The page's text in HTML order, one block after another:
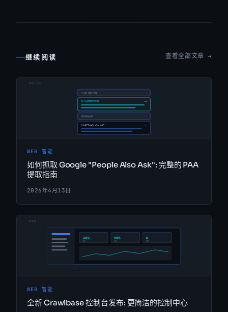
继续阅读 查看全部文章 →
WEB 智能
如何抓取 Google "People Also Ask": 完整的 PAA
提取指南
2026年4月13日
WEB 智能
全新 Crawlbase 控制台发布: 更简洁的控制中心